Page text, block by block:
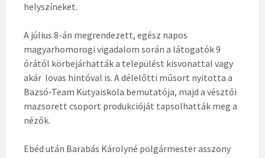
helyszíneket.
A július 8-án megrendezett, egész napos
magyarhomorogi vigadalom során a látogatók 9
órától körbejárhatták a települést kisvonattal vagy
akár lovas hintóval is. A délelőtti műsort nyitotta a
Bazsó-Team Kutyaiskola bemutatója, majd a vésztői
mazsorett csoport produkcióját tapsolhatták meg a
nézők.
Ebéd után Barabás Károlyné polgármester asszony